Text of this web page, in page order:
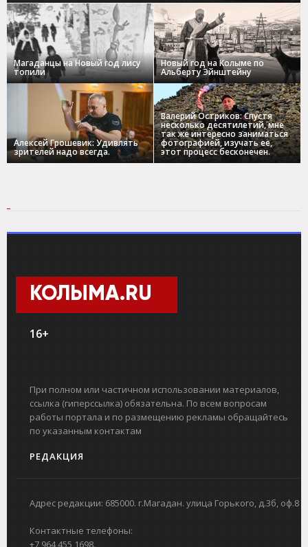
Магаданцы на Новый год лису
топили
Новый год на Колыме по
Альберту Эйнштейну
Алексей Грошевик: Удивлять
зрителей надо всегда.
Валерий Остриков: Спустя
несколько десятилетий, мне
так же интересно заниматься
фотографией, изучать ее,
этот процесс бесконечен.
КОЛЫМА.RU
16+
При полном или частичном использовании материалов,
ссылка (гиперссылка) обязательна. По всем вопросам
работы портала и по размещению рекламы обращайтесь
по указанным контактам
РЕДАКЦИЯ
Адрес редакции: 685000. г.Магадан. улица Горького, д.3б, оф.8
Контактные телефоны: